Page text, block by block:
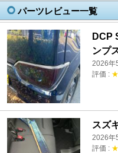
パーツレビュー一覧
DCP
ンプ
2026年
評価 :
スズ
2026年
評価 :